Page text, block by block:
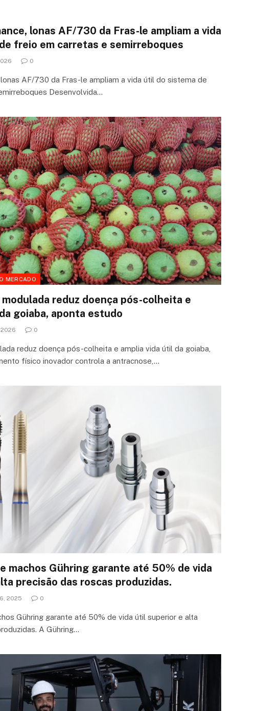
lonas AF/730 da Fras-le ampliam a vida
freio em carretas e semirreboques
0
AF/730 da Fras-le ampliam a vida útil do sistema de
Desenvolvida…
MERCADO
reduz doença pós-colheita e
goiaba, aponta estudo
0
reduz doença pós-colheita e amplia vida útil da goiaba,
físico inovador controla a antracnose,…
machos Gühring garante até 50% de vida
precisão das roscas produzidas.
2025 0
Gühring garante até 50% de vida útil superior e alta
A Gühring…